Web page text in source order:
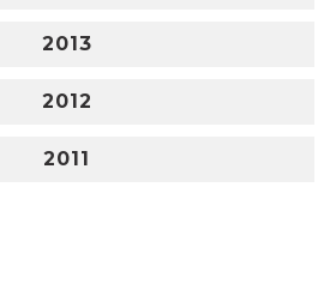
2013
2012
2011